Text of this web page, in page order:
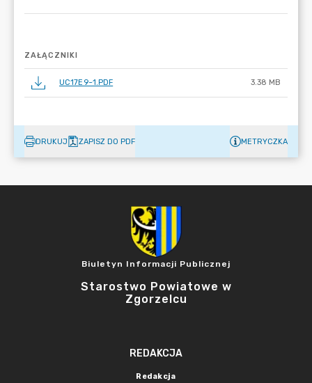
ZAŁĄCZNIKI
UC17E9~1.PDF 3.38 MB
DRUKUJ ZAPISZ DO PDF METRYCZKA
Biuletyn Informacji Publicznej
Starostwo Powiatowe w
Zgorzelcu
REDAKCJA
Redakcja